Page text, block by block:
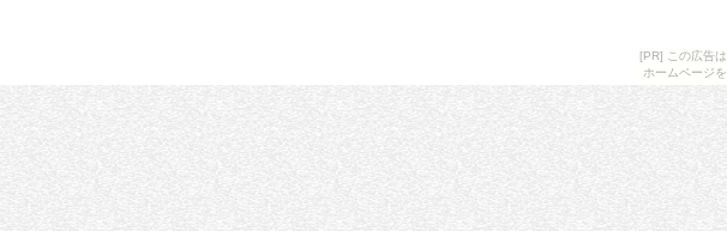
[PR] この広告
ホームページ